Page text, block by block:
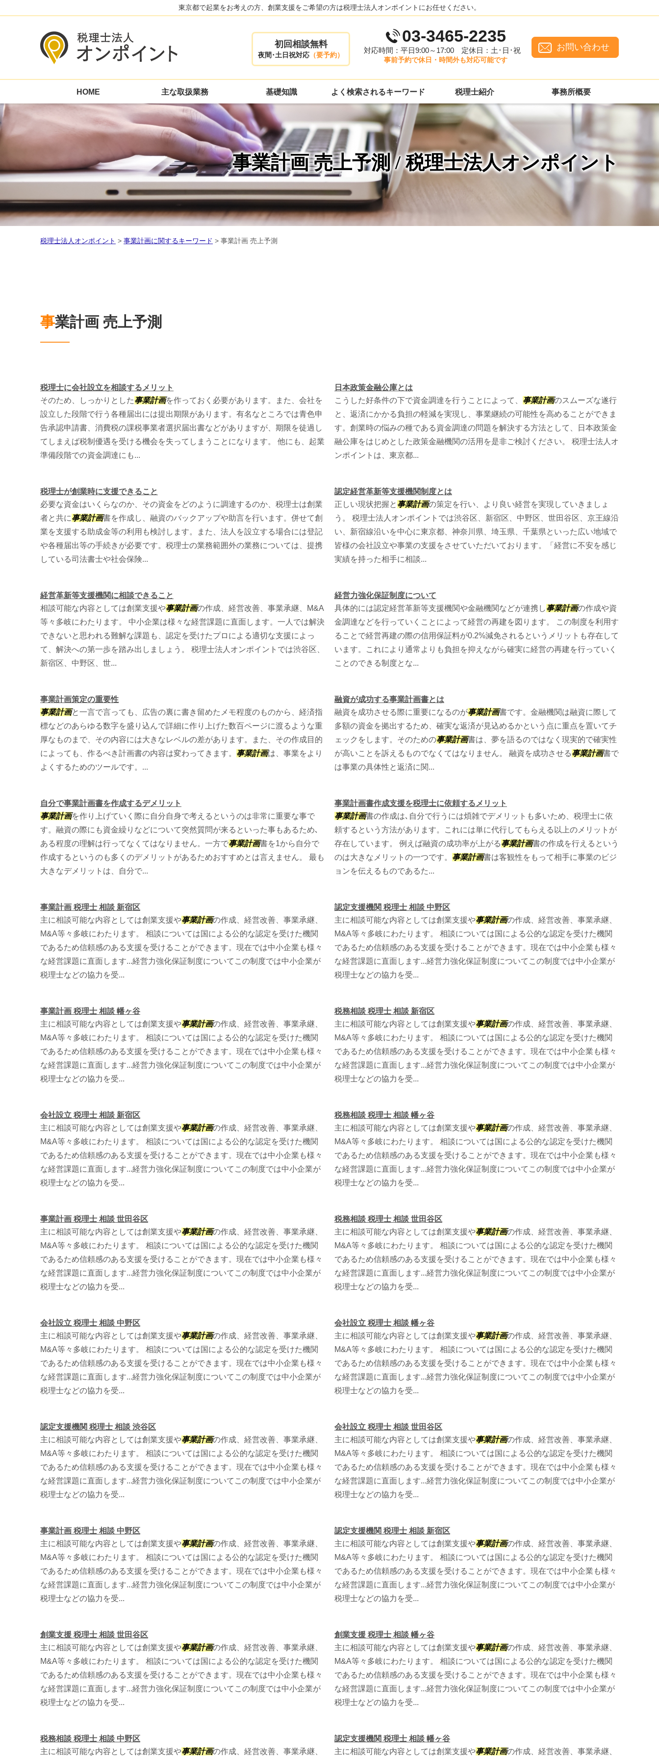
東京都で起業をお考えの方、創業支援をご希望の方は税理士法人オンポイントにお任せください。
初回相談無料
夜間･土日祝対応 （要予約）
03-3465-2235
対応時間：平日9:00～17:00 定休日：土･日･祝
事前予約で休日・時間外も対応可能です
お問い合わせ
HOME 主な取扱業務 基礎知識 よく検索されるキーワード 税理士紹介 事務所概要
事業計画 売上予測 / 税理士法人オンポイント
税理士法人オンポイント > 事業計画に関するキーワード > 事業計画 売上予測
事業計画 売上予測
税理士に会社設立を相談するメリット
そのため、しっかりとした事業計画を作っておく必要があります。また、会社を
設立した段階で行う各種届出には提出期限があります。有名なところでは青色申
告承認申請書、消費税の課税事業者選択届出書などがありますが、期限を徒過し
てしまえば税制優遇を受ける機会を失ってしまうことになります。 他にも、起業
準備段階での資金調達にも...
日本政策金融公庫とは
こうした好条件の下で資金調達を行うことによって、 事業計画のスムーズな遂行
と、返済にかかる負担の軽減を実現し、事業継続の可能性を高めることができま
す。創業時の悩みの種である資金調達の問題を解決する方法として、日本政策金
融公庫をはじめとした政策金融機関の活用を是非ご検討ください。 税理士法人オ
ンポイントは、東京都...
税理士が創業時に支援できること
必要な資金はいくらなのか、その資金をどのように調達するのか、税理士は創業
者と共に事業計画書を作成し、融資のバックアップや助言を行います。併せて創
業を支援する助成金等の利用も検討します。また、法人を設立する場合には登記
や各種届出等の手続きが必要です。税理士の業務範囲外の業務については、提携
している司法書士や社会保険...
認定経営革新等支援機関制度とは
正しい現状把握と 事業計画の策定を行い、より良い経営を実現していきましょ
う。 税理士法人オンポイントでは渋谷区、新宿区、中野区、世田谷区、京王線沿
い、新宿線沿いを中心に東京都、神奈川県、埼玉県、千葉県といった広い地域で
皆様の会社設立や事業の支援をさせていただいております。「経営に不安を感じ
実績を持った相手に相談...
経営革新等支援機関に相談できること
相談可能な内容としては創業支援や事業計画の作成、経営改善、事業承継、M&A
等々多岐にわたります。 中小企業は様々な経営課題に直面します。一人では解決
できないと思われる難解な課題も、認定を受けたプロによる適切な支援によっ
て、解決への第一歩を踏み出しましょう。 税理士法人オンポイントでは渋谷区、
新宿区、中野区、世...
経営力強化保証制度について
具体的には認定経営革新等支援機関や金融機関などが連携し事業計画の作成や資
金調達などを行っていくことによって経営の再建を図ります。 この制度を利用す
ることで経営再建の際の信用保証料が0.2%減免されるというメリットも存在して
います。これにより通常よりも負担を抑えながら確実に経営の再建を行っていく
ことのできる制度とな...
事業計画策定の重要性
事業計画と一言で言っても、広告の裏に書き留めたメモ程度のものから、経済指
標などのあらゆる数字を盛り込んで詳細に作り上げた数百ページに渡るような重
厚なものまで、その内容には大きなレベルの差があります。また、その作成目的
によっても、作るべき計画書の内容は変わってきます。 事業計画は、事業をより
よくするためのツールです。...
融資が成功する事業計画書とは
融資を成功させる際に重要になるのが事業計画書です。金融機関は融資に際して
多額の資金を拠出するため、確実な返済が見込めるかという点に重点を置いてチ
ェックをします。そのための事業計画書は、夢を語るのではなく現実的で確実性
が高いことを訴えるものでなくてはなりません。 融資を成功させる事業計画書で
は事業の具体性と返済に関...
自分で事業計画書を作成するデメリット
事業計画を作り上げていく際に自分自身で考えるというのは非常に重要な事で
す。融資の際にも資金繰りなどについて突然質問が来るといった事もあるため､
ある程度の理解は行ってなくてはなりません。一方で事業計画書を1から自分で
作成するというのも多くのデメリットがあるためおすすめとは言えません。 最も
大きなデメリットは、自分で...
事業計画書作成支援を税理士に依頼するメリット
事業計画書の作成は､自分で行うには煩雑でデメリットも多いため、税理士に依
頼するという方法があります。これには単に代行してもらえる以上のメリットが
存在しています。 例えば融資の成功率が上がる事業計画書の作成を行えるという
のは大きなメリットの一つです。 事業計画書は客観性をもって相手に事業のビジ
ョンを伝えるものであるた...
事業計画 税理士 相談 新宿区
主に相談可能な内容としては創業支援や事業計画の作成、経営改善、事業承継、
M&A等々多岐にわたります。 相談については国による公的な認定を受けた機関
であるため信頼感のある支援を受けることができます。現在では中小企業も様々
な経営課題に直面します...経営力強化保証制度についてこの制度では中小企業が
税理士などの協力を受...
認定支援機関 税理士 相談 中野区
主に相談可能な内容としては創業支援や事業計画の作成、経営改善、事業承継、
M&A等々多岐にわたります。 相談については国による公的な認定を受けた機関
であるため信頼感のある支援を受けることができます。現在では中小企業も様々
な経営課題に直面します...経営力強化保証制度についてこの制度では中小企業が
税理士などの協力を受...
事業計画 税理士 相談 幡ヶ谷
主に相談可能な内容としては創業支援や事業計画の作成、経営改善、事業承継、
M&A等々多岐にわたります。 相談については国による公的な認定を受けた機関
であるため信頼感のある支援を受けることができます。現在では中小企業も様々
な経営課題に直面します...経営力強化保証制度についてこの制度では中小企業が
税理士などの協力を受...
税務相談 税理士 相談 新宿区
主に相談可能な内容としては創業支援や事業計画の作成、経営改善、事業承継、
M&A等々多岐にわたります。 相談については国による公的な認定を受けた機関
であるため信頼感のある支援を受けることができます。現在では中小企業も様々
な経営課題に直面します...経営力強化保証制度についてこの制度では中小企業が
税理士などの協力を受...
会社設立 税理士 相談 新宿区
主に相談可能な内容としては創業支援や事業計画の作成、経営改善、事業承継、
M&A等々多岐にわたります。 相談については国による公的な認定を受けた機関
であるため信頼感のある支援を受けることができます。現在では中小企業も様々
な経営課題に直面します...経営力強化保証制度についてこの制度では中小企業が
税理士などの協力を受...
税務相談 税理士 相談 幡ヶ谷
主に相談可能な内容としては創業支援や事業計画の作成、経営改善、事業承継、
M&A等々多岐にわたります。 相談については国による公的な認定を受けた機関
であるため信頼感のある支援を受けることができます。現在では中小企業も様々
な経営課題に直面します...経営力強化保証制度についてこの制度では中小企業が
税理士などの協力を受...
事業計画 税理士 相談 世田谷区
主に相談可能な内容としては創業支援や事業計画の作成、経営改善、事業承継、
M&A等々多岐にわたります。 相談については国による公的な認定を受けた機関
であるため信頼感のある支援を受けることができます。現在では中小企業も様々
な経営課題に直面します...経営力強化保証制度についてこの制度では中小企業が
税理士などの協力を受...
税務相談 税理士 相談 世田谷区
主に相談可能な内容としては創業支援や事業計画の作成、経営改善、事業承継、
M&A等々多岐にわたります。 相談については国による公的な認定を受けた機関
であるため信頼感のある支援を受けることができます。現在では中小企業も様々
な経営課題に直面します...経営力強化保証制度についてこの制度では中小企業が
税理士などの協力を受...
会社設立 税理士 相談 中野区
主に相談可能な内容としては創業支援や事業計画の作成、経営改善、事業承継、
M&A等々多岐にわたります。 相談については国による公的な認定を受けた機関
であるため信頼感のある支援を受けることができます。現在では中小企業も様々
な経営課題に直面します...経営力強化保証制度についてこの制度では中小企業が
税理士などの協力を受...
会社設立 税理士 相談 幡ヶ谷
主に相談可能な内容としては創業支援や事業計画の作成、経営改善、事業承継、
M&A等々多岐にわたります。 相談については国による公的な認定を受けた機関
であるため信頼感のある支援を受けることができます。現在では中小企業も様々
な経営課題に直面します...経営力強化保証制度についてこの制度では中小企業が
税理士などの協力を受...
認定支援機関 税理士 相談 渋谷区
主に相談可能な内容としては創業支援や事業計画の作成、経営改善、事業承継、
M&A等々多岐にわたります。 相談については国による公的な認定を受けた機関
であるため信頼感のある支援を受けることができます。現在では中小企業も様々
な経営課題に直面します...経営力強化保証制度についてこの制度では中小企業が
税理士などの協力を受...
会社設立 税理士 相談 世田谷区
主に相談可能な内容としては創業支援や事業計画の作成、経営改善、事業承継、
M&A等々多岐にわたります。 相談については国による公的な認定を受けた機関
であるため信頼感のある支援を受けることができます。現在では中小企業も様々
な経営課題に直面します...経営力強化保証制度についてこの制度では中小企業が
税理士などの協力を受...
事業計画 税理士 相談 中野区
主に相談可能な内容としては創業支援や事業計画の作成、経営改善、事業承継、
M&A等々多岐にわたります。 相談については国による公的な認定を受けた機関
であるため信頼感のある支援を受けることができます。現在では中小企業も様々
な経営課題に直面します...経営力強化保証制度についてこの制度では中小企業が
税理士などの協力を受...
認定支援機関 税理士 相談 新宿区
主に相談可能な内容としては創業支援や事業計画の作成、経営改善、事業承継、
M&A等々多岐にわたります。 相談については国による公的な認定を受けた機関
であるため信頼感のある支援を受けることができます。現在では中小企業も様々
な経営課題に直面します...経営力強化保証制度についてこの制度では中小企業が
税理士などの協力を受...
創業支援 税理士 相談 世田谷区
主に相談可能な内容としては創業支援や事業計画の作成、経営改善、事業承継、
M&A等々多岐にわたります。 相談については国による公的な認定を受けた機関
であるため信頼感のある支援を受けることができます。現在では中小企業も様々
な経営課題に直面します...経営力強化保証制度についてこの制度では中小企業が
税理士などの協力を受...
創業支援 税理士 相談 幡ヶ谷
主に相談可能な内容としては創業支援や事業計画の作成、経営改善、事業承継、
M&A等々多岐にわたります。 相談については国による公的な認定を受けた機関
であるため信頼感のある支援を受けることができます。現在では中小企業も様々
な経営課題に直面します...経営力強化保証制度についてこの制度では中小企業が
税理士などの協力を受...
税務相談 税理士 相談 中野区
主に相談可能な内容としては創業支援や事業計画の作成、経営改善、事業承継、
認定支援機関 税理士 相談 幡ヶ谷
主に相談可能な内容としては創業支援や事業計画の作成、経営改善、事業承継、